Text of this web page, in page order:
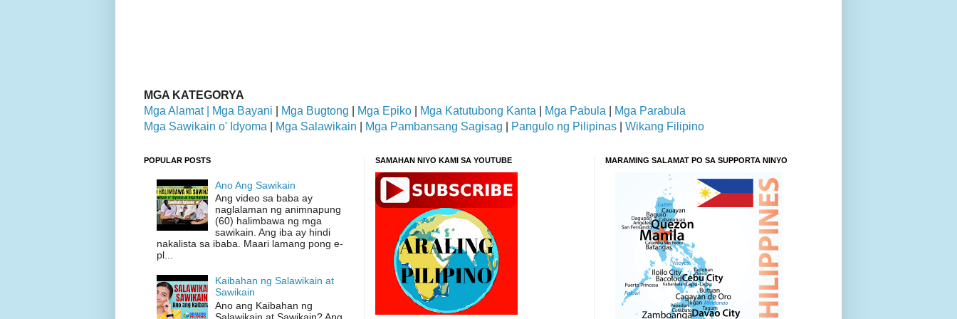
MGA KATEGORYA
Mga Alamat |
Mga Bayani Mga Bugtong Mga Epiko Mga Katutubong Kanta Mga Pabula
Mga Parabula
Mga Sawikain o' Idyoma
Mga Salawikain Mga Pambansang Sagisag Pangulo ng Pilipinas Wikang Filipino
POPULAR POSTS
Ano Ang Sawikain
Ang video sa baba ay
naglalaman ng animnapung
(60) halimbawa ng mga
sawikain. Ang iba ay hindi
nakalista sa ibaba. Maari lamang pong e-
pl...
Kaibahan ng Salawikain at
Sawikain
Ano ang Kaibahan ng
SAMAHAN NIYO KAMI SA YOUTUBE MARAMING SALAMAT PO SA SUPPORTA NINYO